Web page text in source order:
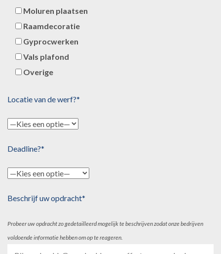
Moluren plaatsen
Raamdecoratie
Gyprocwerken
Vals plafond
Overige
Locatie van de werf?*
Deadline?*
Beschrijf uw opdracht*
Probeer uw opdracht zo gedetailleerd mogelijk te beschrijven zodat onze bedrijven
voldoende informatie hebben om op te reageren.